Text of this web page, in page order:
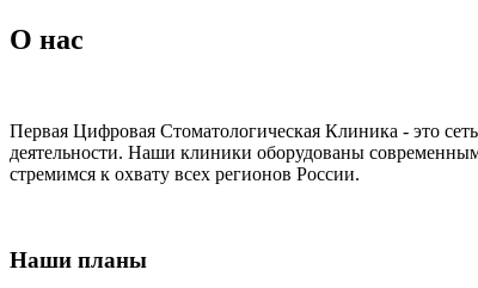
О нас
Первая Цифровая Стоматологическая Клиника - это
деятельности. Наши клиники оборудованы
стремимся к охвату всех регионов России.
Наши планы